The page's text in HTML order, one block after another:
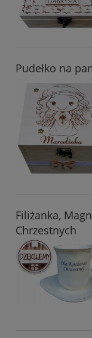
Pudełko na
Filiżanka,
Chrzestnych